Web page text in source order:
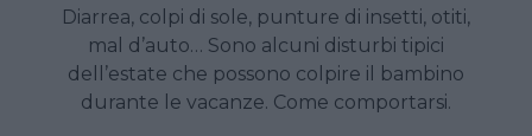
Diarrea, colpi di sole, punture di insetti, otiti,
mal d’auto… Sono alcuni disturbi tipici
dell’estate che possono colpire il bambino
durante le vacanze. Come comportarsi.